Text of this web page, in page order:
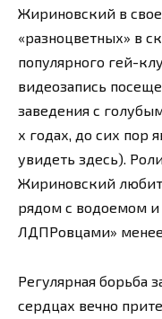
Жириновский в
«разноцветных» в
популярного гей-
видеозапись
заведения с
х годах, до сих пор
увидеть здесь).
Жириновский любит
рядом с водоемом
ЛДПРовцами» менее
Регулярная борьба
сердцах вечно